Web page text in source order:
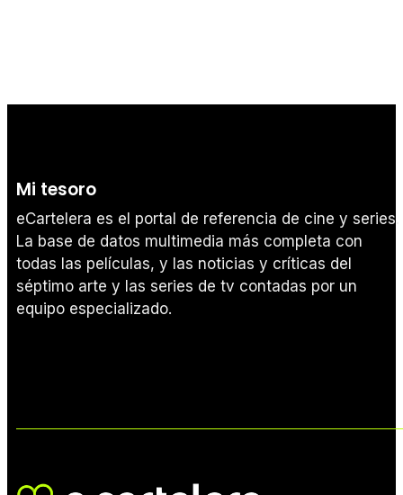
Mi tesoro
eCartelera es el portal de referencia de cine y series.
La base de datos multimedia más completa con
todas las películas, y las noticias y críticas del
séptimo arte y las series de tv contadas por un
equipo especializado.